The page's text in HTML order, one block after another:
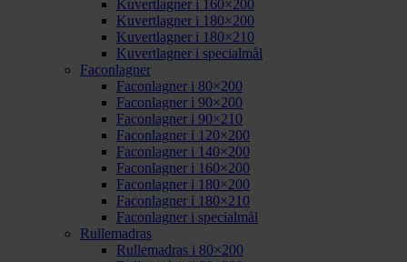
Kuvertlagner i 160×200
Kuvertlagner i 180×200
Kuvertlagner i 180×210
Kuvertlagner i specialmål
Faconlagner
Faconlagner i 80×200
Faconlagner i 90×200
Faconlagner i 90×210
Faconlagner i 120×200
Faconlagner i 140×200
Faconlagner i 160×200
Faconlagner i 180×200
Faconlagner i 180×210
Faconlagner i specialmål
Rullemadras
Rullemadras i 80×200